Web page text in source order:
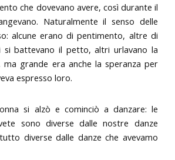
che dovevano avere, così durante il
Naturalmente il senso delle
alcune erano di pentimento, altre di
si battevano il petto, altri urlavano la
ma grande era anche la speranza per
espresso loro.
si alzò e cominciò a danzare: le
sono diverse dalle nostre danze
diverse dalle danze che avevamo